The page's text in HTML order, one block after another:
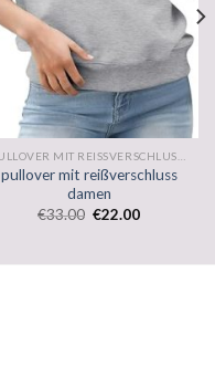
PULLOVER MIT REISSVERSCHLUSS DAMEN
pullover mit reißverschluss
damen
€33.00 €22.00